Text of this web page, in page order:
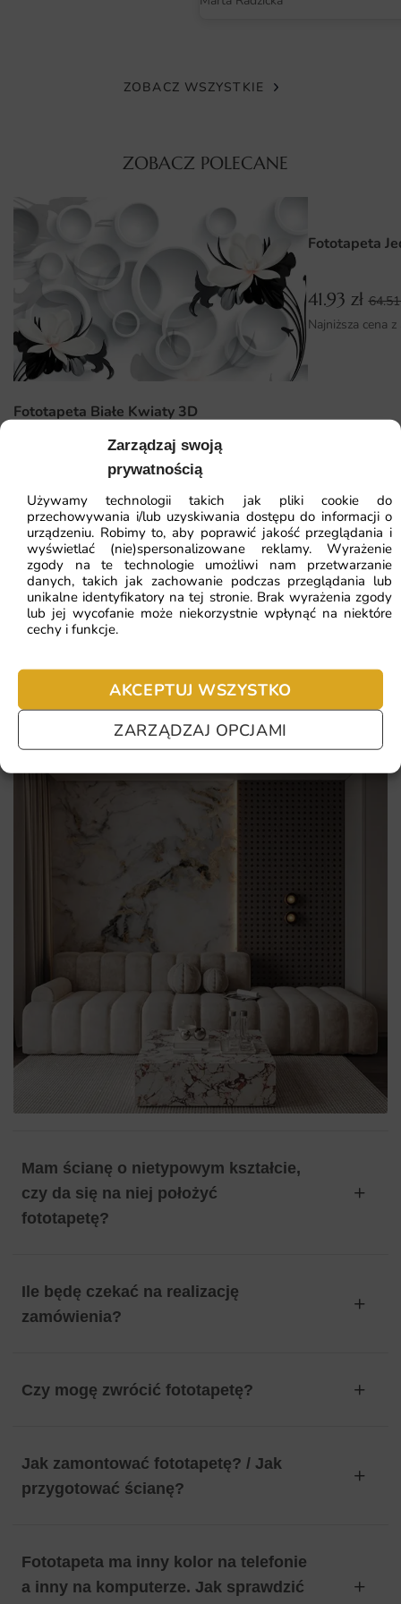
Zarządzaj swoją
prywatnością
Używamy technologii takich jak pliki cookie do
przechowywania i/lub uzyskiwania dostępu do informacji o
urządzeniu. Robimy to, aby poprawić jakość przeglądania i
wyświetlać (nie)spersonalizowane reklamy. Wyrażenie
zgody na te technologie umożliwi nam przetwarzanie
danych, takich jak zachowanie podczas przeglądania lub
unikalne identyfikatory na tej stronie. Brak wyrażenia zgody
lub jej wycofanie może niekorzystnie wpłynąć na niektóre
cechy i funkcje.
AKCEPTUJ WSZYSTKO
ZARZĄDZAJ OPCJAMI
fototapeta jest bezpieczna dla zdrowia i środowiska.
pomieszczeniach, również w tych narażonych na działanie
Wymiary na miarę i łatwy montaż
Fototapeta Astronauta i Łazik dostępna jest w różnych
wymiarach, co pozwala na idealne dopasowanie do
Twojego wnętrza. Możesz zamówić ją w formacie, który
najlepiej odpowiada Twoim potrzebom i stylistyce pokoju.
Montaż fototapety jest niezwykle prosty i intuicyjny. W
zestawie znajdziesz wszystkie potrzebne akcesoria oraz
szczegółową instrukcję montażu, dzięki czemu szybko i
łatwo stworzysz wyjątkową przestrzeń w swoim domu.
Dlaczego warto wybrać tę fototapetę
Unikalny design inspirowany kosmosem, który pobudza
wyobraźnię.
Wysoka jakość materiałów i druku zapewnia długotrwałe
użytkowanie.
Łatwy montaż sprawia, że każdy może przemienić swoje
wnętrze w kilka chwil.
Wszechstronność zastosowania - idealna do różnych
ZOBACZ WSZYSTKIE
ZOBACZ POLECANE
Fototapeta Białe Kwiaty 3D
64.51zł
Najniższa cena z 30 dni: 41.93 zł
Fototapeta
41.93 zł
Najniższa cena
ZOBACZ WSZYSTKIE
Najczęściej zadawane pytania
nie chcesz czekać – sprawdź najczęściej zadawane pytania.
Mam ścianę o nietypowym kształcie,
czy da się na niej położyć
fototapetę?
Ile będę czekać na realizację
zamówienia?
Czy mogę zwrócić fototapetę?
Jak zamontować fototapetę? / Jak
przygotować ścianę?
Fototapeta ma inny kolor na telefonie
a inny na komputerze. Jak sprawdzić